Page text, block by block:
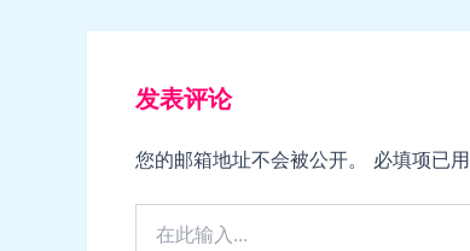
发表评论
您的邮箱地址不会被公开。 必填项已用